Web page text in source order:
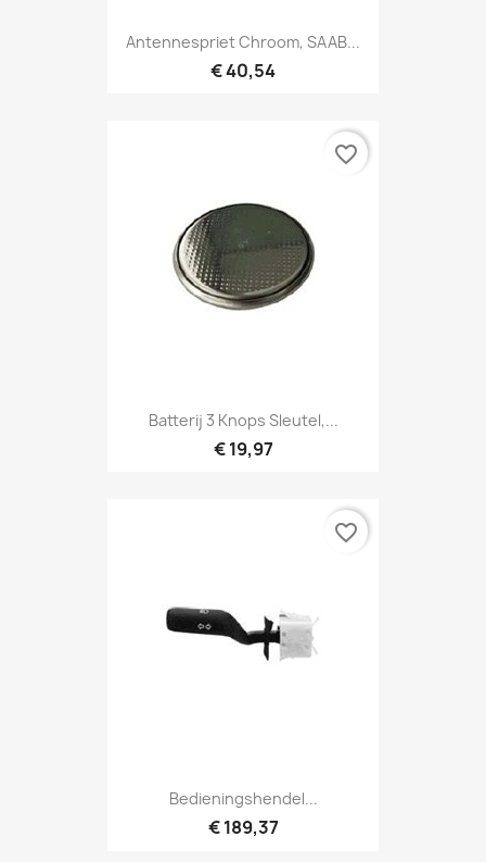
Antennespriet Chroom, SAAB...
€ 40,54
Batterij 3 Knops Sleutel,...
€ 19,97
favorite_border
Bedieningshendel...
€ 189,37
favorite_border